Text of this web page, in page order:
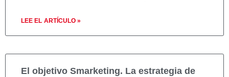
LEE EL ARTÍCULO »
El objetivo Smarketing. La estrategia de